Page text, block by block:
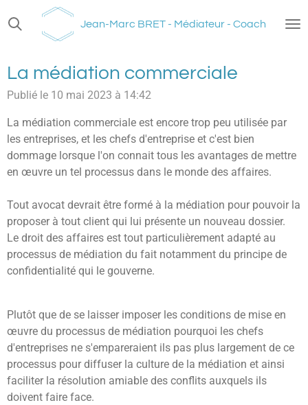
Passer
au
principal
Jean-Marc BRET - Médiateur - Coach
La médiation commerciale
Publié le 10 mai 2023 à 14:42
La médiation commerciale est encore trop peu utilisée par
les entreprises, et les chefs d'entreprise et c'est bien
dommage lorsque l'on connait tous les avantages de mettre
en œuvre un tel processus dans le monde des affaires.
Tout avocat devrait être formé à la médiation pour pouvoir la
proposer à tout client qui lui présente un nouveau dossier.
Le droit des affaires est tout particulièrement adapté au
processus de médiation du fait notamment du principe de
confidentialité qui le gouverne.
Plutôt que de se laisser imposer les conditions de mise en
œuvre du processus de médiation pourquoi les chefs
d'entreprises ne s'empareraient ils pas plus largement de ce
processus pour diffuser la culture de la médiation et ainsi
faciliter la résolution amiable des conflits auxquels ils
doivent faire face.